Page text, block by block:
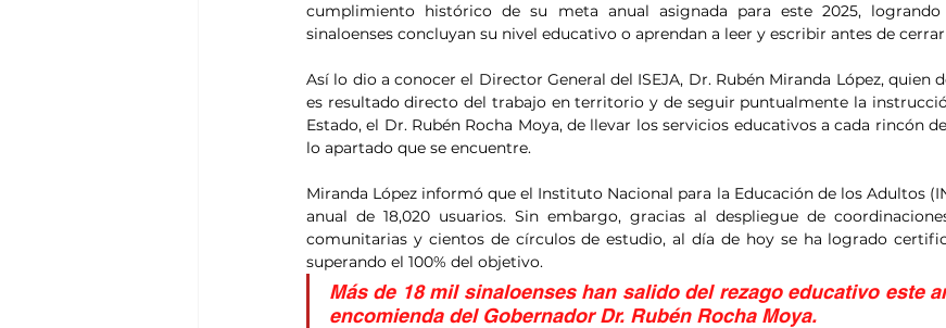
cumplimiento histórico de su meta anual asignada para este 2025,
sinaloenses concluyan su nivel educativo o aprendan a leer y escribir antes de
Así lo dio a conocer el Director General del ISEJA, Dr. Rubén Miranda López, quien
es resultado directo del trabajo en territorio y de seguir puntualmente la
Estado, el Dr. Rubén Rocha Moya, de llevar los servicios educativos a cada rincón
lo apartado que se encuentre.
Miranda López informó que el Instituto Nacional para la Educación de los Adultos
anual de 18,020 usuarios. Sin embargo, gracias al despliegue de
comunitarias y cientos de círculos de estudio, al día de hoy se ha logrado
superando el 100% del objetivo.
Más de 18 mil sinaloenses han salido del rezago educativo este
encomienda del Gobernador Dr. Rubén Rocha Moya.